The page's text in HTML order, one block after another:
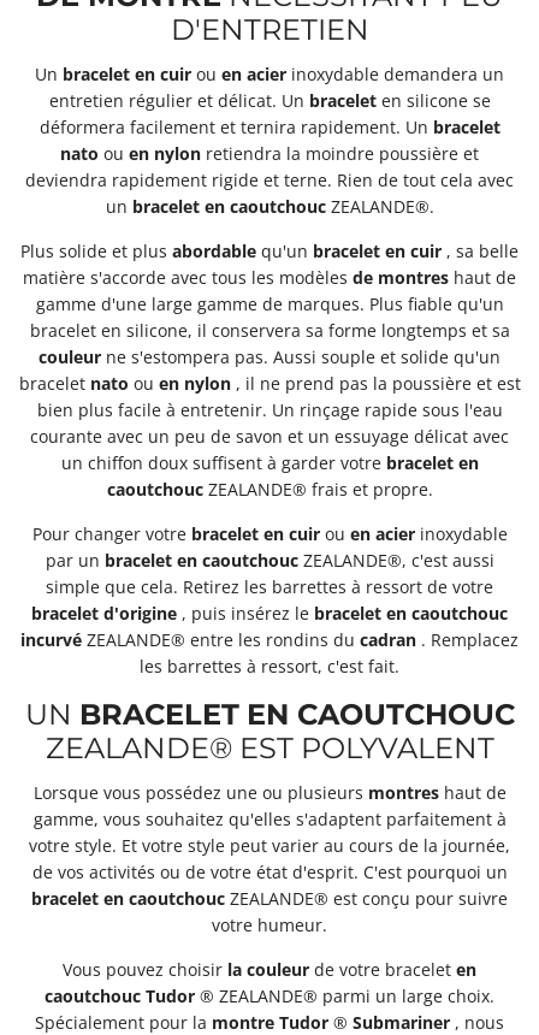
D'ENTRETIEN
Un bracelet en cuir ou en acier inoxydable demandera un
entretien régulier et délicat. Un braceleten silicone se
déformera facilement et ternira rapidement. Un bracelet
nato ou en nylon retiendra la moindre poussière et
deviendra rapidement rigide et terne. Rien de tout cela avec
un bracelet en caoutchoucZEALANDE®.
Plus solide et plus abordable qu'un bracelet en cuir , sa belle
matière s'accorde avec tous les modèles de montres haut de
gamme d'une large gamme de marques. Plus fiable qu'un
bracelet en silicone, il conservera sa forme longtemps et sa
couleur ne s'estompera pas. Aussi souple et solide qu'un
bracelet nato ou en nylon, il ne prend pas la poussière et est
bien plus facile à entretenir. Un rinçage rapide sous l'eau
courante avec un peu de savon et un essuyage délicat avec
un chiffon doux suffisent à garder votre bracelet en
caoutchoucZEALANDE® frais et propre.
Pour changer votre bracelet en cuirou en acierinoxydable
par un bracelet en caoutchoucZEALANDE®, c'est aussi
simple que cela. Retirez les barrettes à ressort de votre
bracelet d'origine , puis insérez le bracelet en caoutchouc
incurvé ZEALANDE® entre les rondins du cadran . Remplacez
les barrettes à ressort, c'est fait.
UN BRACELET EN CAOUTCHOUC
ZEALANDE® EST POLYVALENT
Lorsque vous possédez une ou plusieurs montreshaut de
gamme, vous souhaitez qu'elles s'adaptent parfaitement à
votre style. Et votre style peut varier au cours de la journée,
de vos activités ou de votre état d'esprit. C'est pourquoi un
bracelet en caoutchouc ZEALANDE® est conçu pour suivre
votre humeur.
Vous pouvez choisir la couleur de votre bracelet en
caoutchouc Tudor ® ZEALANDE® parmi un large choix.
Spécialement pour la montre Tudor ® Submariner , nous